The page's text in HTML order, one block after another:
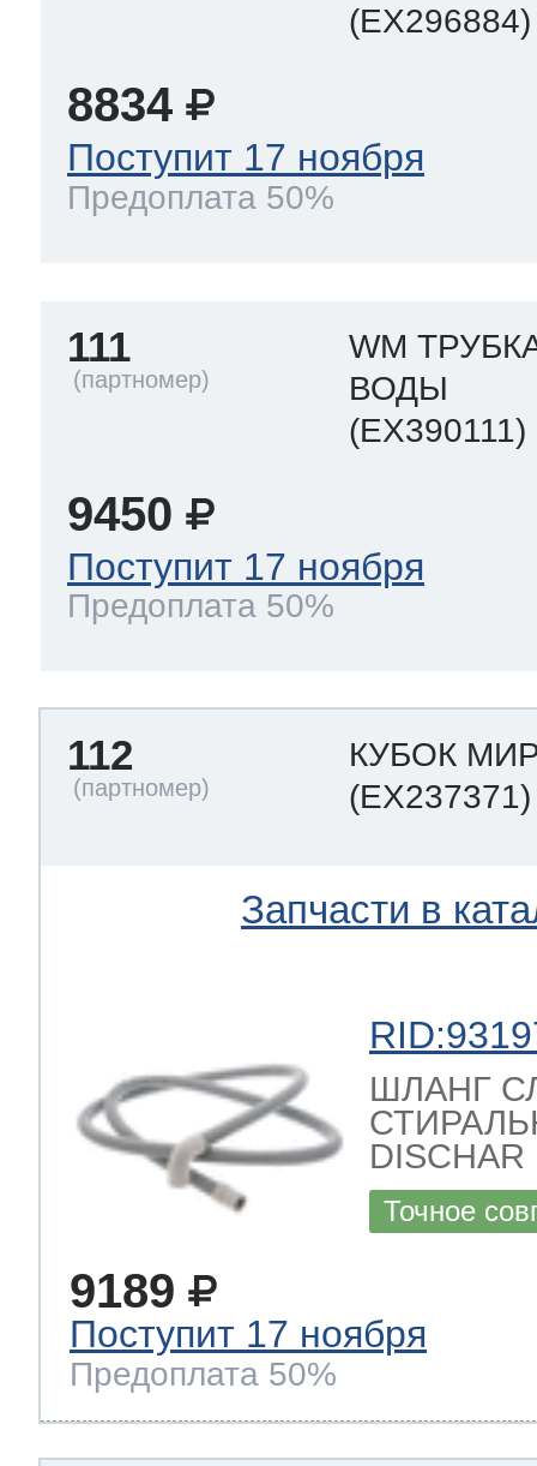
(EX296884)
8834
Поступит 17 ноября
Предоплата 50%
111
WM
ВОДЫ
(EX390111)
9450
Поступит 17 ноября
Предоплата 50%
112
КУБОК
(EX237371)
Запчасти в
ШЛАНГ
DISCHAR
Точное
9189
Поступит 17 ноября
Предоплата 50%